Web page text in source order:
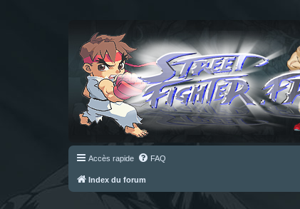
Accès rapide FAQ
Index du forum